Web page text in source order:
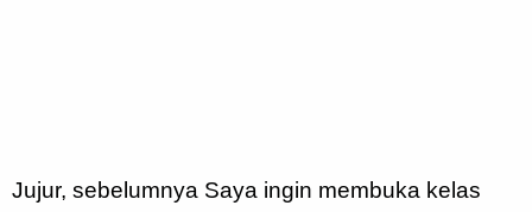
Jujur, sebelumnya Saya ingin membuka kelas